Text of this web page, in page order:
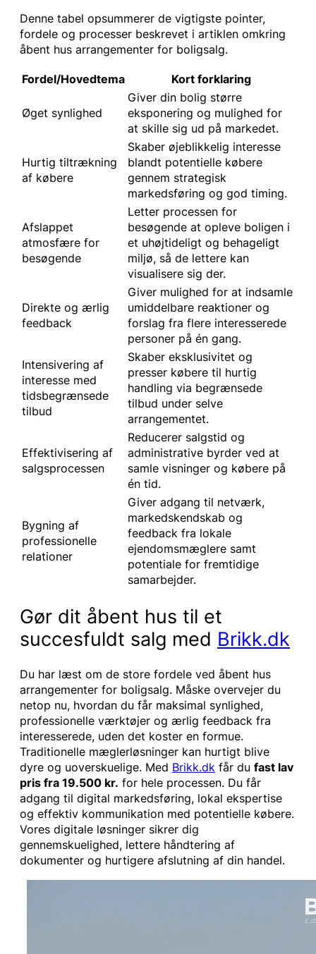
Denne tabel opsummerer de vigtigste pointer,
fordele og processer beskrevet i artiklen omkring
åbent hus arrangementer for boligsalg.
Fordel/Hovedtema Kort forklaring
Øget synlighed
Giver din bolig større
eksponering og mulighed for
at skille sig ud på markedet.
Hurtig tiltrækning
af købere
Skaber øjeblikkelig interesse
blandt potentielle købere
gennem strategisk
markedsføring og god timing.
Afslappet
atmosfære for
besøgende
Letter processen for
besøgende at opleve boligen i
et uhøjtideligt og behageligt
miljø, så de lettere kan
visualisere sig der.
Direkte og ærlig
feedback
Giver mulighed for at indsamle
umiddelbare reaktioner og
forslag fra flere interesserede
personer på én gang.
Intensivering af
interesse med
tidsbegrænsede
tilbud
Skaber eksklusivitet og
presser købere til hurtig
handling via begrænsede
tilbud under selve
arrangementet.
Effektivisering af
salgsprocessen
Reducerer salgstid og
administrative byrder ved at
samle visninger og købere på
én tid.
Bygning af
professionelle
relationer
Giver adgang til netværk,
markedskendskab og
feedback fra lokale
ejendomsmæglere samt
potentiale for fremtidige
samarbejder.
Gør dit åbent hus til et
succesfuldt salg med Brikk.dk
Du har læst om de store fordele ved åbent hus
arrangementer for boligsalg. Måske overvejer du
netop nu, hvordan du får maksimal synlighed,
professionelle værktøjer og ærlig feedback fra
interesserede, uden det koster en formue.
Traditionelle mæglerløsninger kan hurtigt blive
dyre og uoverskuelige. Med Brikk.dk får du fast lav
pris fra 19.500 kr. for hele processen. Du får
adgang til digital markedsføring, lokal ekspertise
og effektiv kommunikation med potentielle købere.
Vores digitale løsninger sikrer dig
gennemskuelighed, lettere håndtering af
dokumenter og hurtigere afslutning af din handel.